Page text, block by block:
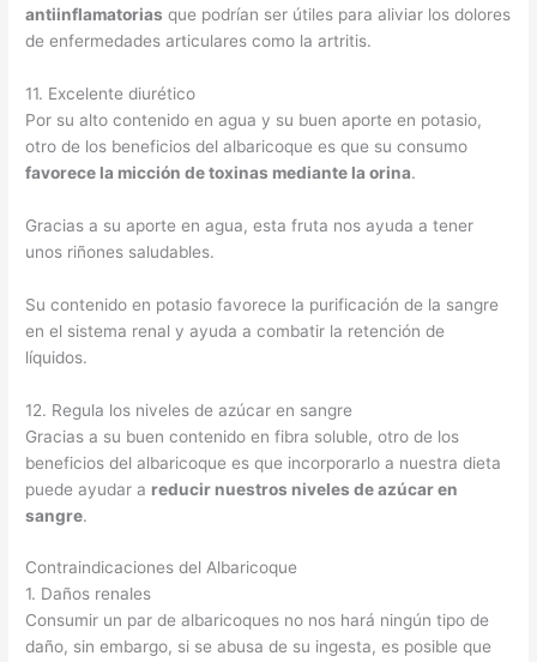
antiinflamatorias que podrían ser útiles para aliviar los dolores
de enfermedades articulares como la artritis.
11. Excelente diurético
Por su alto contenido en agua y su buen aporte en potasio,
otro de los beneficios del albaricoque es que su consumo
favorece la micción de toxinas mediante la orina.
Gracias a su aporte en agua, esta fruta nos ayuda a tener
unos riñones saludables.
Su contenido en potasio favorece la purificación de la sangre
en el sistema renal y ayuda a combatir la retención de
líquidos.
12. Regula los niveles de azúcar en sangre
Gracias a su buen contenido en fibra soluble, otro de los
beneficios del albaricoque es que incorporarlo a nuestra dieta
puede ayudar a reducir nuestros niveles de azúcar en
sangre.
Contraindicaciones del Albaricoque
1. Daños renales
Consumir un par de albaricoques no nos hará ningún tipo de
daño, sin embargo, si se abusa de su ingesta, es posible que